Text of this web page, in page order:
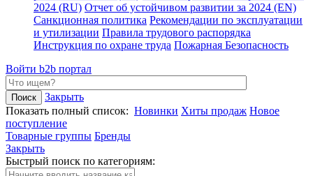
2024 (RU) Отчет об устойчивом развитии за 2024 (EN)
Санкционная политика Рекомендации по эксплуатации
и утилизации Правила трудового распорядка
Инструкция по охране труда Пожарная Безопасность
Войти b2b портал
Закрыть
Показать полный список: Новинки Хиты продаж Новое
поступление
Товарные группы Бренды
Закрыть
Быстрый поиск по категориям: